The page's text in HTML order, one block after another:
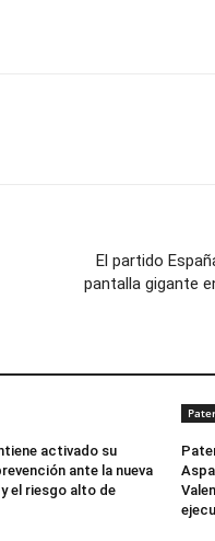
El partido
pantalla gigante
activado su
ante la nueva
el riesgo alto de